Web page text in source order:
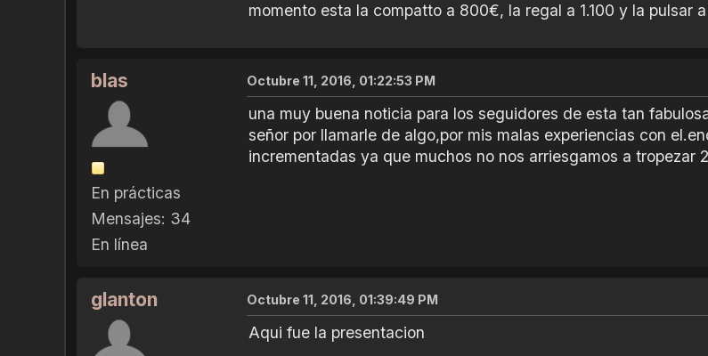
momento esta la compatto a 800€, la regal a 1.100 y la pulsar
blas
En prácticas
Mensajes: 34
En línea
Octubre 11, 2016, 01:22:53 PM
una muy buena noticia para los seguidores de esta tan
señor por llamarle de algo,por mis malas experiencias con
incrementadas ya que muchos no nos arriesgamos a tropezar
glanton Octubre 11, 2016, 01:39:49 PM
Aqui fue la presentacion